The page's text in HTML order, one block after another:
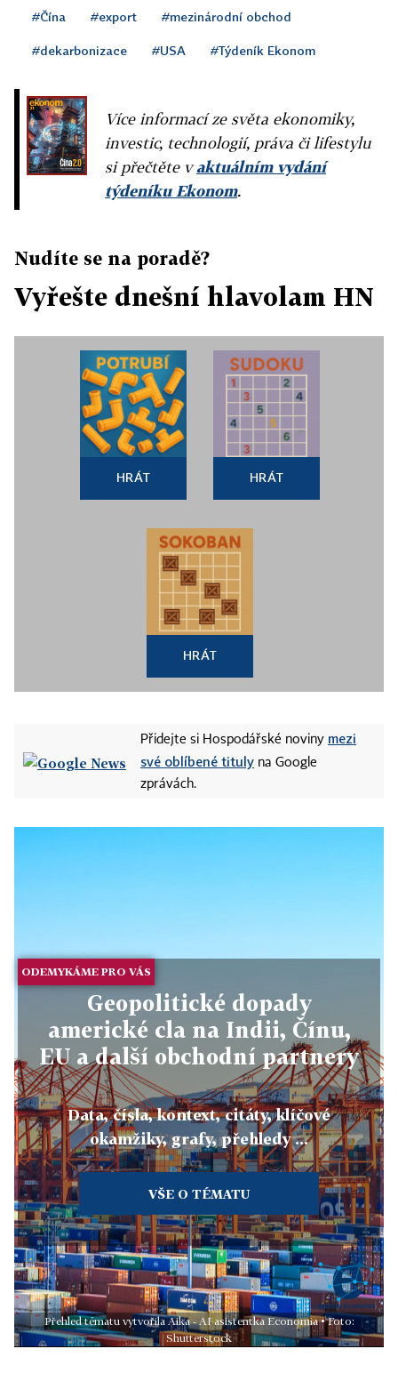
#Čína #export #mezinárodní obchod
#dekarbonizace #USA #Týdeník Ekonom
Více informací ze světa ekonomiky,
investic, technologií, práva či lifestylu
si přečtěte vaktuálním vydání
týdeníku Ekonom.
Nudíte se na poradě?
Vyřešte dnešní hlavolam HN
HRÁT HRÁT
HRÁT
Přidejte si Hospodářské noviny mezi
své oblíbené tituly na Google
zprávách.
ODEMYKÁME PRO VÁS
Geopolitické dopady
americké cla na Indii, Čínu,
EU a další obchodní partnery
Data, čísla, kontext, citáty, klíčové
okamžiky, grafy, přehledy ...
VŠE O TÉMATU
Přehled tématu vytvořila Aika - AI asistentka Economia • Foto:
Shutterstock